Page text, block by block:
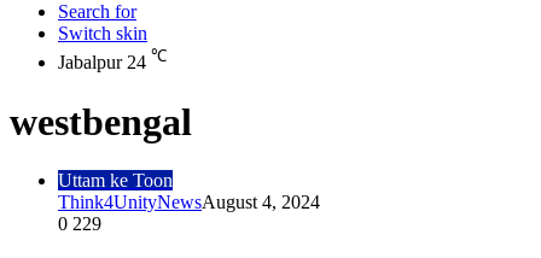
Search for
Switch skin
Jabalpur 24 ℃
westbengal
Uttam ke Toon
Think4UnityNewsAugust 4, 2024
0 229